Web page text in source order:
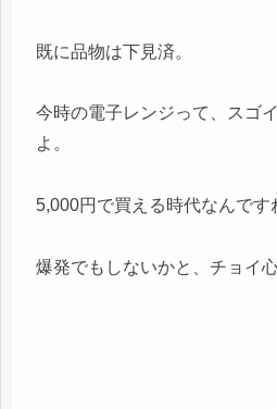
既に品物は下見済。
今時の電子レンジって、スゴ
よ。
5,000円で買える時代なんです
爆発でもしないかと、チョイ